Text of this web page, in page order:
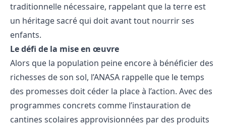
traditionnelle nécessaire, rappelant que la terre est
un héritage sacré qui doit avant tout nourrir ses
enfants.
Le défi de la mise en œuvre
Alors que la population peine encore à bénéficier des
richesses de son sol, l’ANASA rappelle que le temps
des promesses doit céder la place à l’action. Avec des
programmes concrets comme l’instauration de
cantines scolaires approvisionnées par des produits